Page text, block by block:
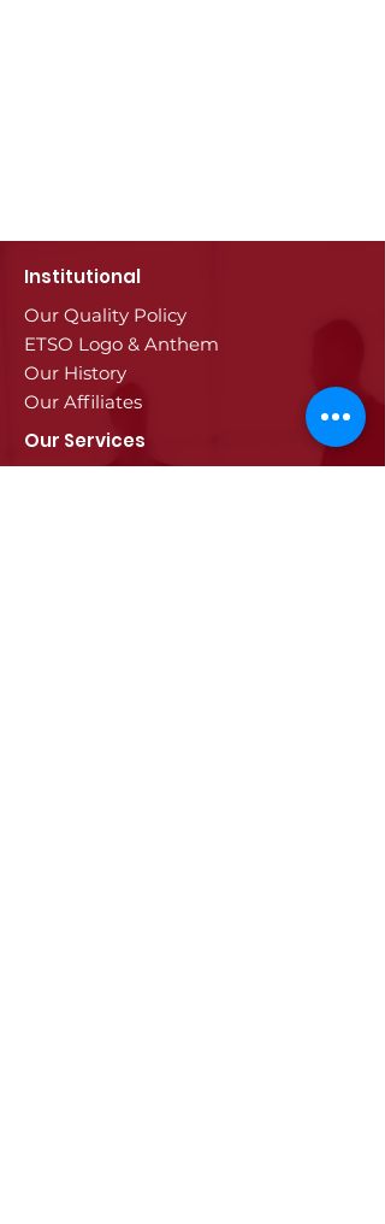
Institutional
Our Quality Policy
ETSO Logo & Anthem
Our History
Our Affiliates
Our Services